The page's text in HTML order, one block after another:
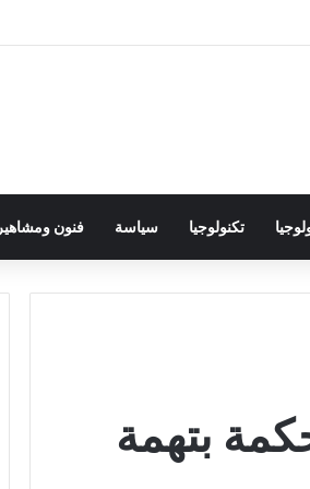
تكنولوجيا سياسة فنون ومشاهير
بتهمة